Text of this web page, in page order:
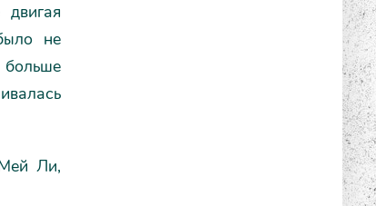
не
больше
Ли,